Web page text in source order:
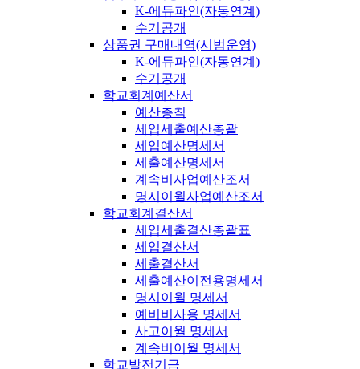
K-에듀파인(자동연계)
수기공개
상품권 구매내역(시범운영)
K-에듀파인(자동연계)
수기공개
학교회계예산서
예산총칙
세입세출예산총괄
세입예산명세서
세출예산명세서
계속비사업예산조서
명시이월사업예산조서
학교회계결산서
세입세출결산총괄표
세입결산서
세출결산서
세출예산이전용명세서
명시이월 명세서
예비비사용 명세서
사고이월 명세서
계속비이월 명세서
학교발전기금